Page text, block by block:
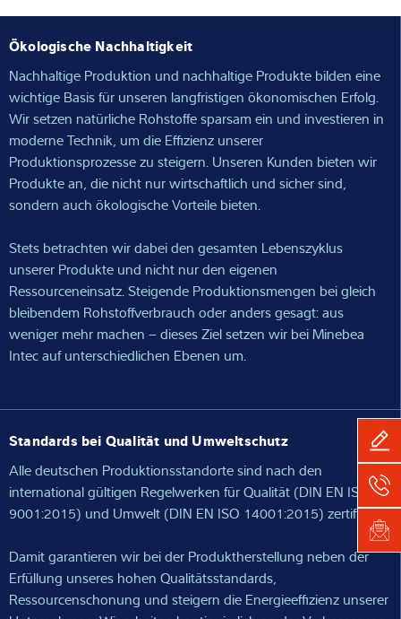
Ökologische Nachhaltigkeit
Nachhaltige Produktion und nachhaltige Produkte bilden eine
wichtige Basis für unseren langfristigen ökonomischen Erfolg.
Wir setzen natürliche Rohstoffe sparsam ein und investieren in
moderne Technik, um die Effizienz unserer
Produktionsprozesse zu steigern. Unseren Kunden bieten wir
Produkte an, die nicht nur wirtschaftlich und sicher sind,
sondern auch ökologische Vorteile bieten.
Stets betrachten wir dabei den gesamten Lebenszyklus
unserer Produkte und nicht nur den eigenen
Ressourceneinsatz. Steigende Produktionsmengen bei gleich
bleibendem Rohstoffverbrauch oder anders gesagt: aus
weniger mehr machen – dieses Ziel setzen wir bei Minebea
Intec auf unterschiedlichen Ebenen um.
Standards bei Qualität und Umweltschutz
Alle deutschen Produktionsstandorte sind nach den
international gültigen Regelwerken für Qualität (DIN EN ISO
9001:2015) und Umwelt (DIN EN ISO 14001:2015) zertifiziert.
Damit garantieren wir bei der Produktherstellung neben der
Erfüllung unseres hohen Qualitätsstandards,
Ressourcenschonung und steigern die Energieeffizienz unserer